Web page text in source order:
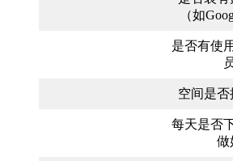
（如
是否有使
空间是
每天是否
做